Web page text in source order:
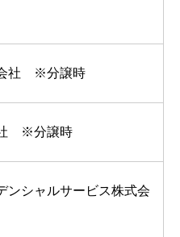
社 ※分譲時
社 ※分譲時
ンシャルサービス株式会